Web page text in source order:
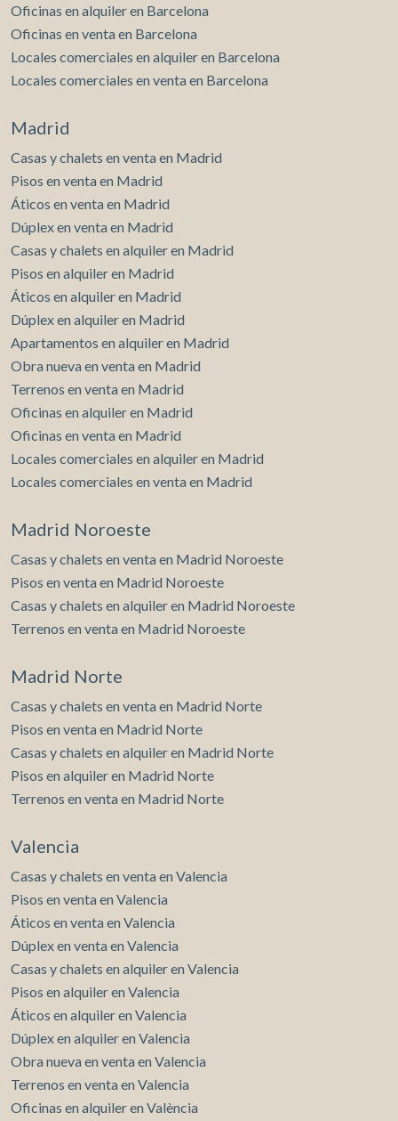
Oficinas en alquiler en Barcelona
Oficinas en venta en Barcelona
Locales comerciales en alquiler en Barcelona
Locales comerciales en venta en Barcelona
Madrid
Casas y chalets en venta en Madrid
Pisos en venta en Madrid
Áticos en venta en Madrid
Dúplex en venta en Madrid
Casas y chalets en alquiler en Madrid
Pisos en alquiler en Madrid
Áticos en alquiler en Madrid
Dúplex en alquiler en Madrid
Apartamentos en alquiler en Madrid
Obra nueva en venta en Madrid
Terrenos en venta en Madrid
Oficinas en alquiler en Madrid
Oficinas en venta en Madrid
Locales comerciales en alquiler en Madrid
Locales comerciales en venta en Madrid
Madrid Noroeste
Casas y chalets en venta en Madrid Noroeste
Pisos en venta en Madrid Noroeste
Casas y chalets en alquiler en Madrid Noroeste
Terrenos en venta en Madrid Noroeste
Madrid Norte
Casas y chalets en venta en Madrid Norte
Pisos en venta en Madrid Norte
Casas y chalets en alquiler en Madrid Norte
Pisos en alquiler en Madrid Norte
Terrenos en venta en Madrid Norte
Valencia
Casas y chalets en venta en Valencia
Pisos en venta en Valencia
Áticos en venta en Valencia
Dúplex en venta en Valencia
Casas y chalets en alquiler en Valencia
Pisos en alquiler en Valencia
Áticos en alquiler en Valencia
Dúplex en alquiler en Valencia
Obra nueva en venta en Valencia
Terrenos en venta en Valencia
Oficinas en alquiler en València